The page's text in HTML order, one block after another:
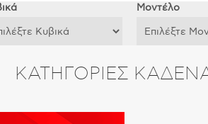
Μοντέλο
ΚΑΤΗΓΟΡΊΕΣ